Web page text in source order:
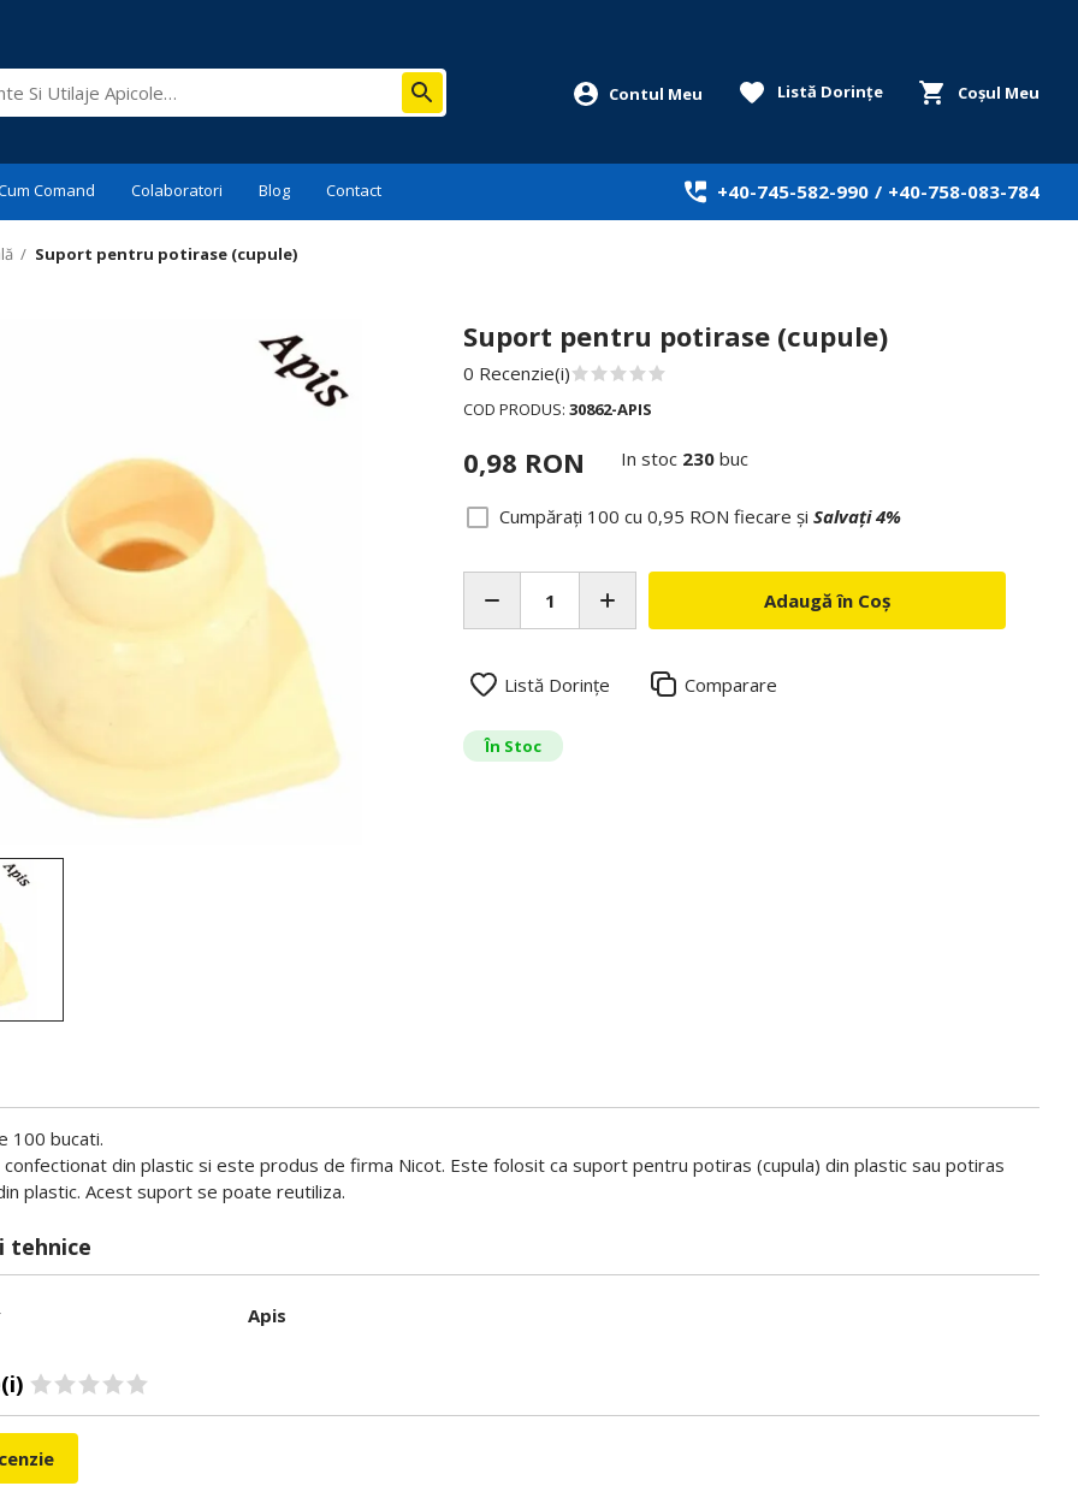
Coșul Meu
Listă Dorințe
Comand Colaboratori Blog Contact +40-745-582-990 / +40-758-083-784
/ Suport pentru potirase (cupule)
Suport pentru potirase (cupule)
0 Recenzie(i)
COD PRODUS:30862-APIS
0,98 RON In stoc 230 buc
Cumpărați 100 cu0,95 RON fiecare șiSalvați4%
Adaugă în Coș
Listă Dorințe Comparare
În Stoc
100 bucati.
din plastic si este produs de firma Nicot. Este folosit ca suport pentru potiras (cupula) din plastic sau potiras
plastic. Acest suport se poate reutiliza.
tehnice
Apis